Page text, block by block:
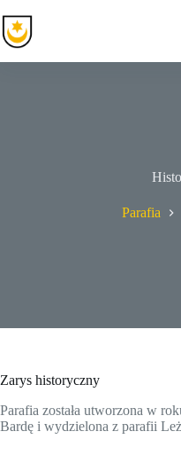
do
treści
Parafia
Zarys historyczny
Parafia została utworzona w
Bardę i wydzielona z parafii